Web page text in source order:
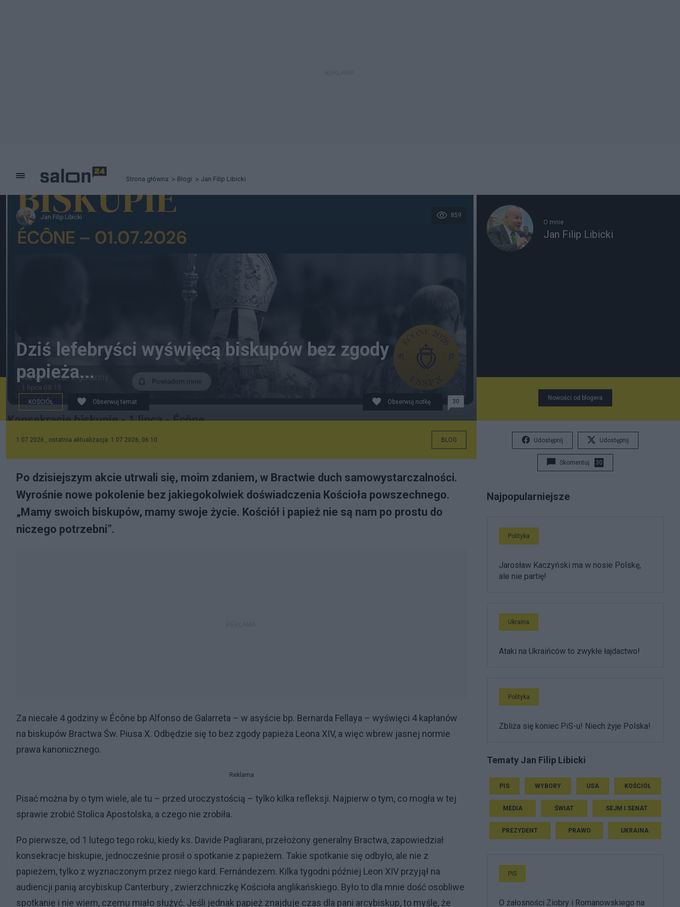
Strona główna Blogi Jan Filip Libicki
Jan Filip Libicki 859
Dziś lefebryści wyświęcą biskupów bez zgody
papieża...
KOŚCIÓŁ Obserwuj temat Obserwuj notkę 30
1.07.2026 , ostatnia aktualizacja: 1.07.2026, 06:10 BLOG
Po dzisiejszym akcie utrwali się, moim zdaniem, w Bractwie duch samowystarczalności.
Wyrośnie nowe pokolenie bez jakiegokolwiek doświadczenia Kościoła powszechnego.
„Mamy swoich biskupów, mamy swoje życie. Kościół i papież nie są nam po prostu do
niczego potrzebni”.
Za niecałe 4 godziny w Écône bp Alfonso de Galarreta – w asyście bp. Bernarda Fellaya – wyświęci 4 kapłanów
na biskupów Bractwa Św. Piusa X. Odbędzie się to bez zgody papieża Leona XIV, a więc wbrew jasnej normie
prawa kanonicznego.
Reklama
Pisać można by o tym wiele, ale tu – przed uroczystością – tylko kilka refleksji. Najpierw o tym, co mogła w tej
sprawie zrobić Stolica Apostolska, a czego nie zrobiła.
Po pierwsze, od 1 lutego tego roku, kiedy ks. Davide Pagliarani, przełożony generalny Bractwa, zapowiedział
konsekracje biskupie, jednocześnie prosił o spotkanie z papieżem. Takie spotkanie się odbyło, ale nie z
papieżem, tylko z wyznaczonym przez niego kard. Fernándezem. Kilka tygodni później Leon XIV przyjął na
audiencji panią arcybiskup Canterbury , zwierzchniczkę Kościoła anglikańskiego. Było to dla mnie dość osobliwe
spotkanie i nie wiem, czemu miało służyć. Jeśli jednak papież znajduje czas dla pani arcybiskup, to myślę, że
O mnie
Jan Filip Libicki
Nowości od blogera
Udostępnij Udostępnij
Skomentuj 30
Najpopularniejsze
Polityka
Jarosław Kaczyński ma w nosie Polskę,
ale nie partię!
Ukraina
Ataki na Ukraińców to zwykłe łajdactwo!
Polityka
Zbliża się koniec PiS-u! Niech żyje Polska!
Tematy Jan Filip Libicki
PIS WYBORY USA KOŚCIÓŁ
MEDIA ŚWIAT SEJM I SENAT
PREZYDENT PRAWO UKRAINA
PiS
O żałosności Ziobry i Romanowskiego na